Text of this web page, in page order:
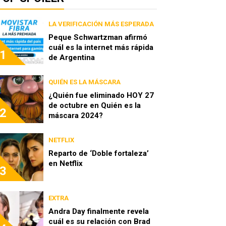
1
LA VERIFICACIÓN MÁS ESPERADA
Peque Schwartzman afirmó
cuál es la internet más rápida
de Argentina
2
QUIÉN ES LA MÁSCARA
¿Quién fue eliminado HOY 27
de octubre en Quién es la
máscara 2024?
3
NETFLIX
Reparto de ‘Doble fortaleza’
en Netflix
EXTRA
Andra Day finalmente revela
cuál es su relación con Brad